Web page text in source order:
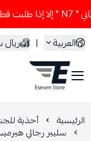
العربية
|
STORE
الرئيسية أحذية
سليبر رجالي